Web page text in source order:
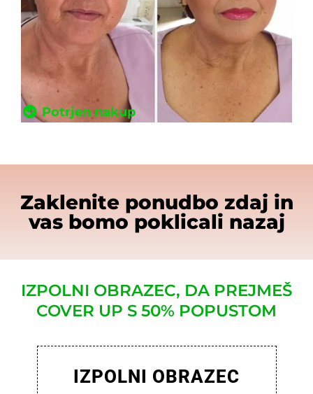
Potrjen nakup
Zaklenite ponudbo zdaj in
vas bomo poklicali nazaj
IZPOLNI OBRAZEC, DA PREJMEŠ
COVER UP S 50% POPUSTOM
IZPOLNI OBRAZEC